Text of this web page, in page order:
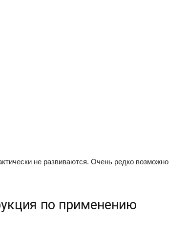
не развиваются. Очень редко возможно
по применению